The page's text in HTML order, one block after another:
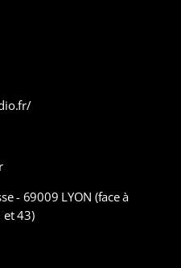
- 69009 LYON (face à
et 43)